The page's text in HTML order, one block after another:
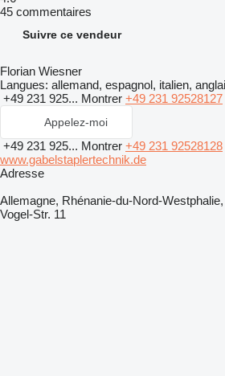
45 commentaires
Suivre ce vendeur
Florian Wiesner
Langues: allemand, espagnol, italien,
+49 231 925... Montrer +49 231 92528127
Appelez-moi
+49 231 925... Montrer +49 231 92528128
www.gabelstaplertechnik.de
Adresse
Allemagne, Rhénanie-du-Nord-
Vogel-Str. 11